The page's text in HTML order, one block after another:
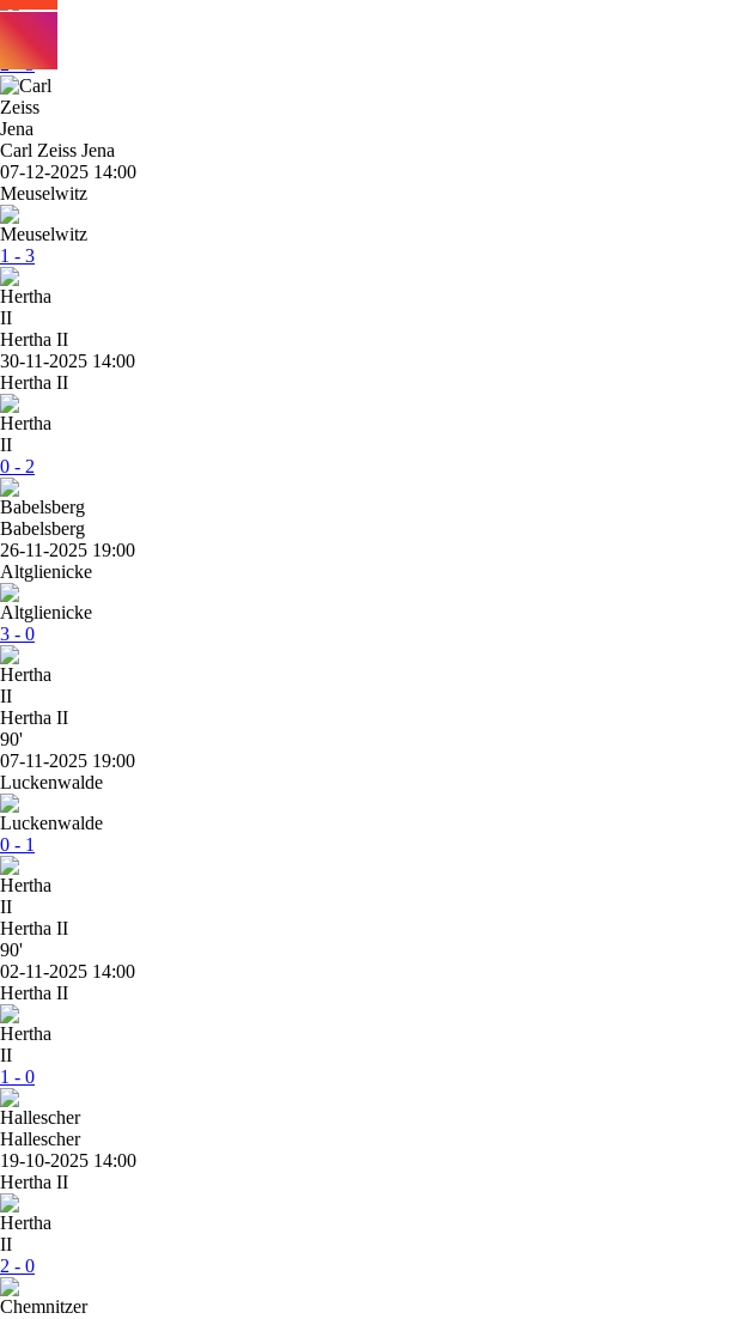
2 - 3
Carl Zeiss Jena
07-12-2025 14:00
Meuselwitz
1 - 3
Hertha II
30-11-2025 14:00
Hertha II
0 - 2
Babelsberg
26-11-2025 19:00
Altglienicke
3 - 0
Hertha II
90'
07-11-2025 19:00
Luckenwalde
0 - 1
Hertha II
90'
02-11-2025 14:00
Hertha II
1 - 0
Hallescher
19-10-2025 14:00
Hertha II
2 - 0